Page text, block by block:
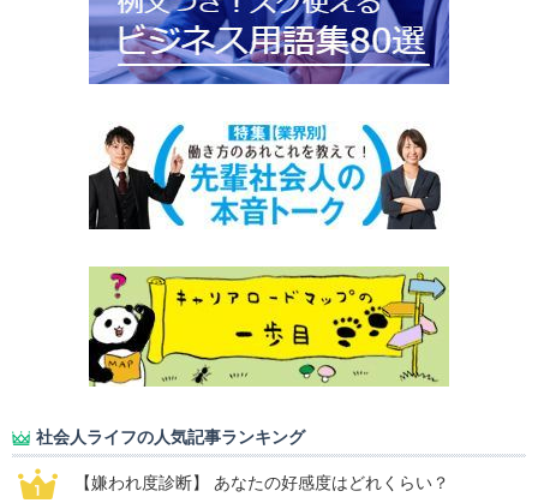
社会人ライフの人気記事ランキング
【嫌われ度診断】 あなたの好感度はどれくらい？